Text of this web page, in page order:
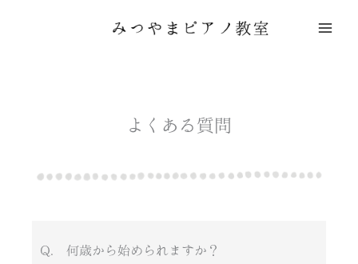
よくある質問
Q. 何歳から始められますか？